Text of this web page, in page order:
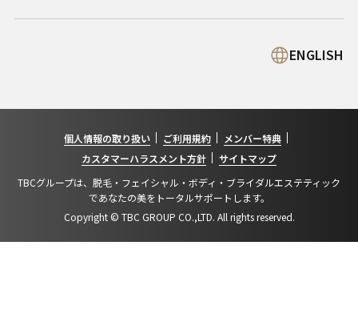
ENGLISH
個人情報の取り扱い ご利用規約
メンバー特典
カスタマーハラスメント方針
サイトマップ
TBCグループは、脱毛・フェイシャル・ボディ・ブライダルエステティック
であなたの美をトータルサポートします。
Copyright © TBC GROUP CO.,LTD. All rights reserved.